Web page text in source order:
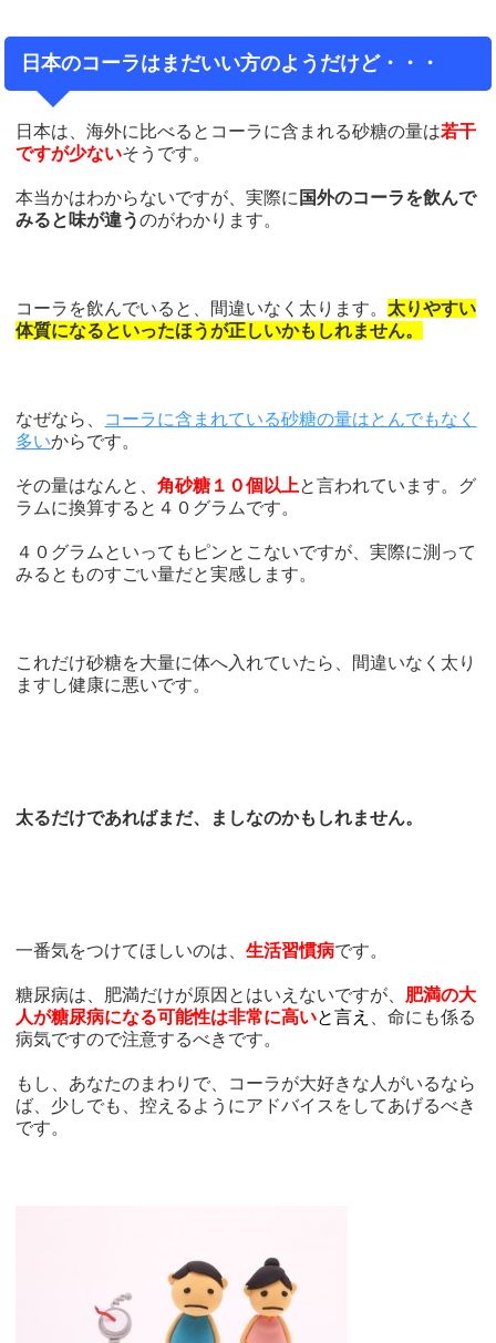
日本のコーラはまだいい方のようだけど・・・
日本は、海外に比べるとコーラに含まれる砂糖の量は若干
ですが少ないそうです。
本当かはわからないですが、実際に 国外のコーラを飲んで
みると味が違うのがわかります。
コーラを飲んでいると、間違いなく太ります。 太りやすい
体質になるといったほうが正しいかもしれません。
なぜなら、 コーラに含まれている砂糖の量はとんでもなく
多いからです。
その量はなんと、角砂糖１０個以上と言われています。グ
ラムに換算すると４０グラムです。
４０グラムといってもピンとこないですが、実際に測って
みるとものすごい量だと実感します。
これだけ砂糖を大量に体へ入れていたら、間違いなく太り
ますし健康に悪いです。
太るだけであればまだ、ましなのかもしれません。
一番気をつけてほしいのは、生活習慣病です。
糖尿病は、肥満だけが原因とはいえないですが、 肥満の大
人が糖尿病になる可能性は非常に高いと言え
、命にも係る
病気ですので注意するべきです。
もし、あなたのまわりで、コーラが大好きな人がいるなら
ば、少しでも、控えるようにアドバイスをしてあげるべき
です。